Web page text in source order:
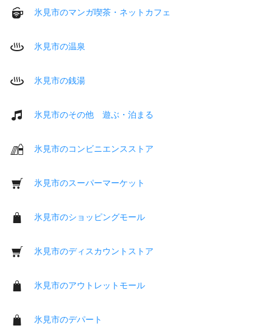
氷見市のマンガ喫茶・ネットカフェ
氷見市の温泉
氷見市の銭湯
氷見市のその他 遊ぶ・泊まる
氷見市のコンビニエンスストア
氷見市のスーパーマーケット
氷見市のショッピングモール
氷見市のディスカウントストア
氷見市のアウトレットモール
氷見市のデパート